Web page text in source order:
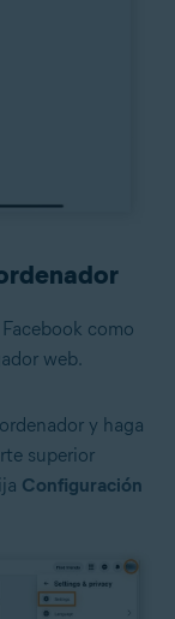
como
web.
y haga
superior
Configuración